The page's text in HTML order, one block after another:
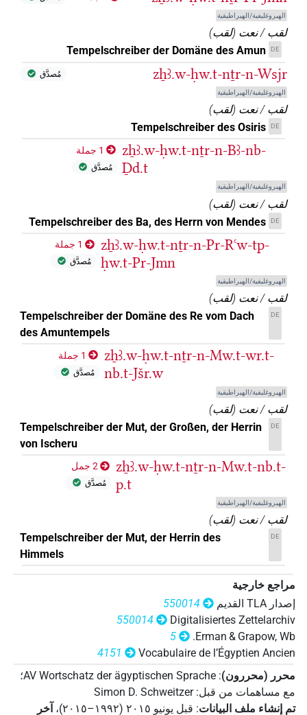
الهيروغليفية/الهيراطيقية
لقب / نعت (لقب)
DE
Tempelschreiber der Domäne des Amun
zẖꜣ.w-ḥw.t-nṯr-n-Wsjr
الهيروغليفية/الهيراطيقية
مُصدَّق
لقب / نعت (لقب)
DE
Tempelschreiber des Osiris
zẖꜣ.w-ḥw.t-nṯr-n-Bꜣ-nb-
Ḏd.t
الهيروغليفية/الهيراطيقية
1 جملة
مُصدَّق
لقب / نعت (لقب)
DE
Tempelschreiber des Ba, des Herrn von Mendes
zẖꜣ.w-ḥw.t-nṯr-n-Pr-Rꜥw-tp-
ḥw.t-Pr-Jmn
الهيروغليفية/الهيراطيقية
1 جملة
مُصدَّق
لقب / نعت (لقب)
DE
Tempelschreiber der Domäne des Re vom Dach
des Amuntempels
zẖꜣ.w-ḥw.t-nṯr-n-Mw.t-wr.t-
nb.t-Jšr.w
الهيروغليفية/الهيراطيقية
1 جملة
مُصدَّق
لقب / نعت (لقب)
DE
Tempelschreiber der Mut, der Großen, der Herrin
von Ischeru
zẖꜣ.w-ḥw.t-nṯr-n-Mw.t-nb.t-
p.t
الهيروغليفية/الهيراطيقية
2 جمل
مُصدَّق
لقب / نعت (لقب)
DE
Tempelschreiber der Mut, der Herrin des
Himmels
مراجع خارجية
إصدار‏ ‏TLA‏ القديم
550014
Digitalisiertes Zettelarchiv
550014
Erman & Grapow, Wb.
5
Vocabulaire de l’Égyptien Ancien
4151
محرر (محررون):
AV Wortschatz der ägyptischen Sprache؛
مع مساهمات من قبل:
Simon D. Schweitzer
تم إنشاء ملف البيانات: قبل يونيو ۲۰۱٥ (۱۹۹۲–۲۰۱٥) ، آخر